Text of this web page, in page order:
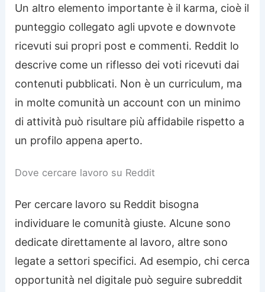
Un altro elemento importante è il karma, cioè il
punteggio collegato agli upvote e downvote
ricevuti sui propri post e commenti. Reddit lo
descrive come un riflesso dei voti ricevuti dai
contenuti pubblicati. Non è un curriculum, ma
in molte comunità un account con un minimo
di attività può risultare più affidabile rispetto a
un profilo appena aperto.
Dove cercare lavoro su Reddit
Per cercare lavoro su Reddit bisogna
individuare le comunità giuste. Alcune sono
dedicate direttamente al lavoro, altre sono
legate a settori specifici. Ad esempio, chi cerca
opportunità nel digitale può seguire subreddit